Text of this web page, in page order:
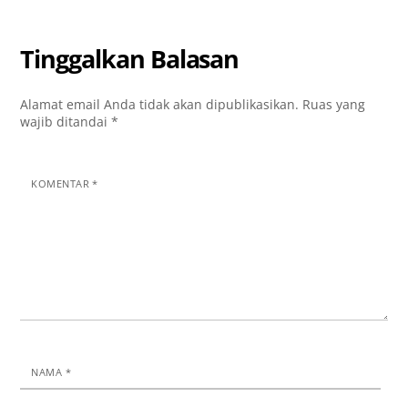
Tinggalkan Balasan
Alamat email Anda tidak akan dipublikasikan. Ruas yang
wajib ditandai*
KOMENTAR*
NAMA *